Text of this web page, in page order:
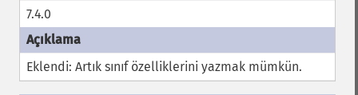
7.4.0
Eklendi: Artık sınıf özelliklerini yazmak mümkün.